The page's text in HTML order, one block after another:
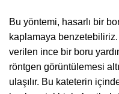
Bu yöntemi, hasarlı bir
kaplamaya benzetebiliriz.
verilen ince bir boru
röntgen görüntülemesi
ulaşılır. Bu kateterin